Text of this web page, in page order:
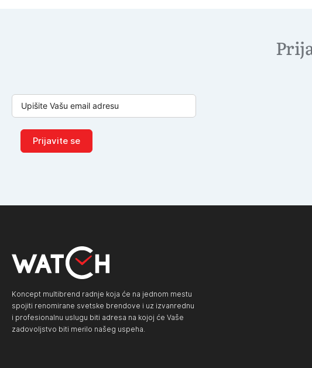
Prijavite se
Koncept multibrend radnje koja će na jednom mestu
spojiti renomirane svetske brendove i uz izvanrednu
i profesionalnu uslugu biti adresa na kojoj će Vaše
zadovoljstvo biti merilo našeg uspeha.